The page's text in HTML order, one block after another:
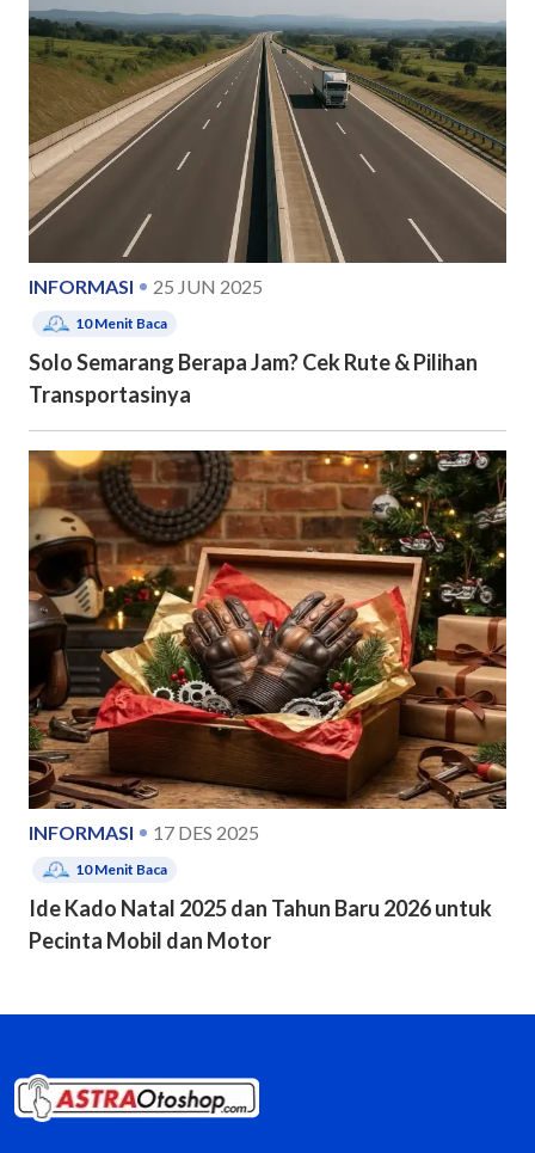
INFORMASI 25 JUN 2025
10Menit Baca
Solo Semarang Berapa Jam? Cek Rute & Pilihan
Transportasinya
INFORMASI 17 DES 2025
10Menit Baca
Ide Kado Natal 2025 dan Tahun Baru 2026 untuk
Pecinta Mobil dan Motor